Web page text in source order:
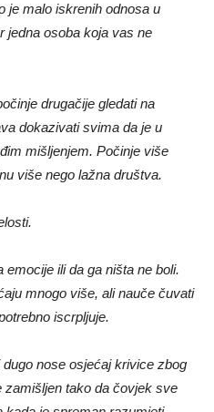
je malo iskrenih odnosa u
jedna osoba koja vas ne
drugačije gledati na
dokazivati svima da je u
mišljenjem. Počinje više
više nego lažna društva.
ili da ga ništa ne boli.
mnogo više, ali nauče čuvati
iscrpljuje.
nose osjećaj krivice zbog
zamišljen tako da čovjek sve